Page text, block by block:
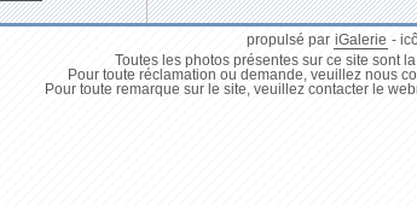
propulsé par iGalerie -
Toutes les photos présentes sur ce site sont
Pour toute réclamation ou demande, veuillez nous
Pour toute remarque sur le site, veuillez contacter le